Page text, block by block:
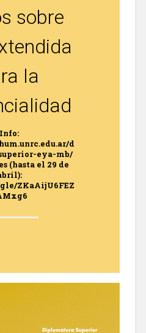
sobre
la
Info:
d
eya-mb/
(hasta el 29 de
ZKaAijU6FEZ